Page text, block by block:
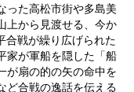
った高松市街や多島美
上から見渡せる、今か
合戦が繰り広げられた
家が軍船を隠した「船
が扇の的の矢の命中を
ど合戦の逸話を伝える